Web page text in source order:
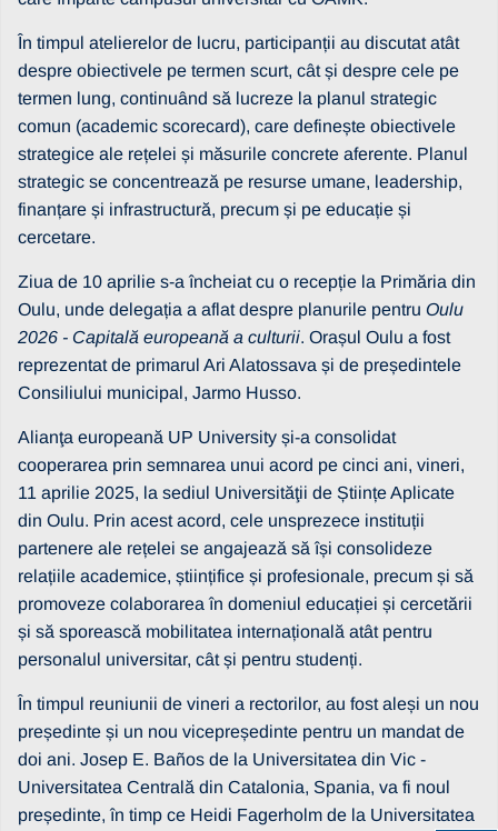
În timpul atelierelor de lucru, participanții au discutat atât
despre obiectivele pe termen scurt, cât și despre cele pe
termen lung, continuând să lucreze la planul strategic
comun (academic scorecard), care definește obiectivele
strategice ale rețelei și măsurile concrete aferente. Planul
strategic se concentrează pe resurse umane, leadership,
finanțare și infrastructură, precum și pe educație și
cercetare.
Ziua de 10 aprilie s-a încheiat cu o recepție la Primăria din
Oulu, unde delegația a aflat despre planurile pentru Oulu
2026 - Capitală europeană a culturii. Orașul Oulu a fost
reprezentat de primarul Ari Alatossava și de președintele
Consiliului municipal, Jarmo Husso.
Alianţa europeană UP University și-a consolidat
cooperarea prin semnarea unui acord pe cinci ani, vineri,
11 aprilie 2025, la sediul Universităţii de Științe Aplicate
din Oulu. Prin acest acord, cele unsprezece instituții
partenere ale rețelei se angajează să își consolideze
relațiile academice, științifice și profesionale, precum și să
promoveze colaborarea în domeniul educației și cercetării
și să sporească mobilitatea internațională atât pentru
personalul universitar, cât și pentru studenți.
În timpul reuniunii de vineri a rectorilor, au fost aleși un nou
președinte și un nou vicepreședinte pentru un mandat de
doi ani. Josep E. Baños de la Universitatea din Vic -
Universitatea Centrală din Catalonia, Spania, va fi noul
președinte, în timp ce Heidi Fagerholm de la Universitatea